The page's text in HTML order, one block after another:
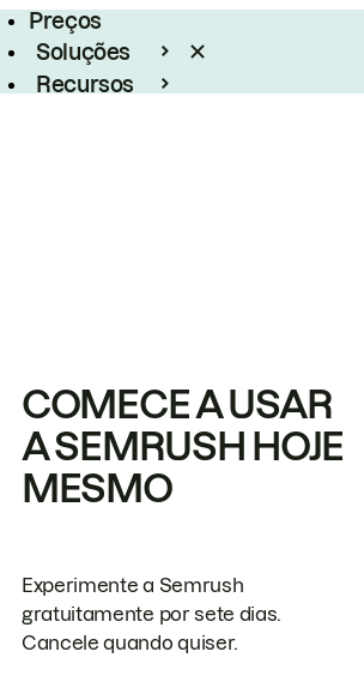
Preços
Soluções
Recursos
COMECE A USAR
A SEMRUSH HOJE
MESMO
Experimente a Semrush
gratuitamente por sete dias.
Cancele quando quiser.